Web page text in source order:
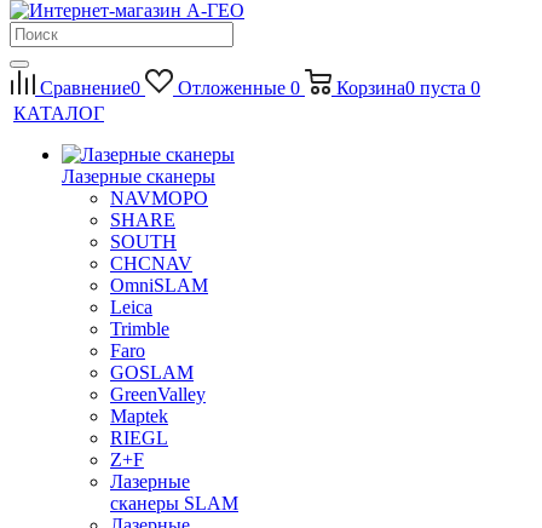
Сравнение0 Отложенные 0 Корзина0 пуста 0
КАТАЛОГ
Лазерные сканеры
NAVMOPO
SHARE
SOUTH
CHCNAV
OmniSLAM
Leica
Trimble
Faro
GOSLAM
GreenValley
Maptek
RIEGL
Z+F
Лазерные
сканеры SLAM